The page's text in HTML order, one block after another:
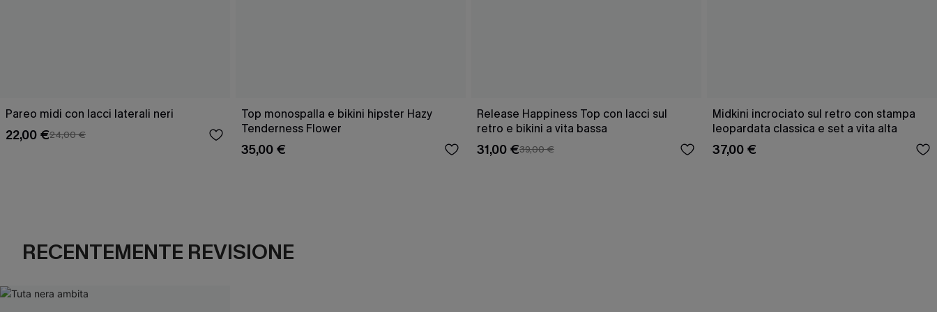
Pareo midi con lacci laterali neri
22,00 €24,00 €
Top monospalla e bikini hipster Hazy
Tenderness Flower
35,00 €
Release Happiness Top con lacci sul
retro e bikini a vita bassa
31,00 €39,00 €
Midkini incrociato sul retro con stampa
leopardata classica e set a vita alta
37,00 €
RECENTEMENTE REVISIONE